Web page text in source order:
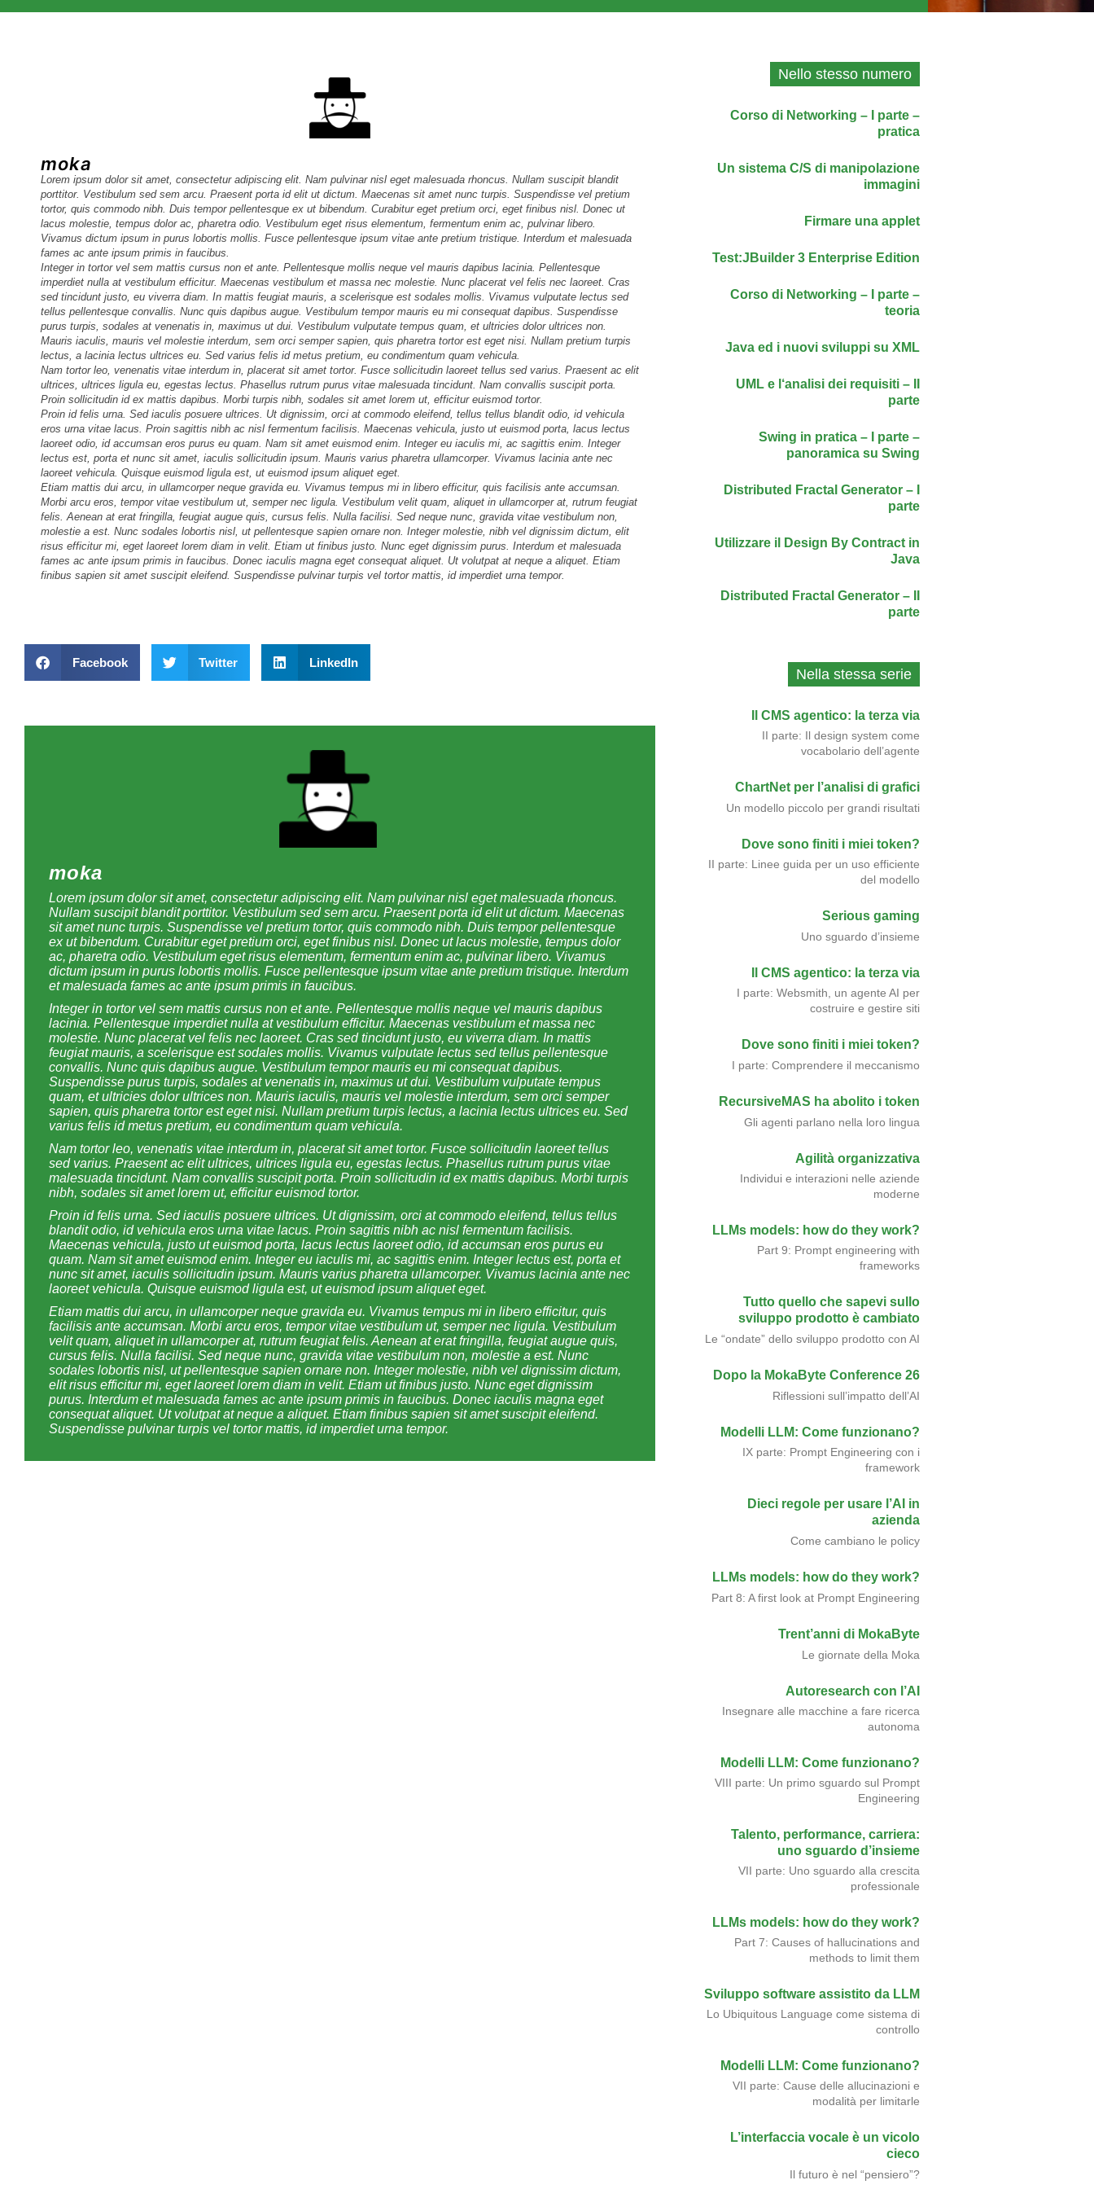
moka
Lorem ipsum dolor sit amet, consectetur adipiscing elit. Nam pulvinar nisl eget malesuada rhoncus. Nullam suscipit blandit
porttitor. Vestibulum sed sem arcu. Praesent porta id elit ut dictum. Maecenas sit amet nunc turpis. Suspendisse vel pretium
tortor, quis commodo nibh. Duis tempor pellentesque ex ut bibendum. Curabitur eget pretium orci, eget finibus nisl. Donec ut
lacus molestie, tempus dolor ac, pharetra odio. Vestibulum eget risus elementum, fermentum enim ac, pulvinar libero.
Vivamus dictum ipsum in purus lobortis mollis. Fusce pellentesque ipsum vitae ante pretium tristique. Interdum et malesuada
fames ac ante ipsum primis in faucibus.
Integer in tortor vel sem mattis cursus non et ante. Pellentesque mollis neque vel mauris dapibus lacinia. Pellentesque
imperdiet nulla at vestibulum efficitur. Maecenas vestibulum et massa nec molestie. Nunc placerat vel felis nec laoreet. Cras
sed tincidunt justo, eu viverra diam. In mattis feugiat mauris, a scelerisque est sodales mollis. Vivamus vulputate lectus sed
tellus pellentesque convallis. Nunc quis dapibus augue. Vestibulum tempor mauris eu mi consequat dapibus. Suspendisse
purus turpis, sodales at venenatis in, maximus ut dui. Vestibulum vulputate tempus quam, et ultricies dolor ultrices non.
Mauris iaculis, mauris vel molestie interdum, sem orci semper sapien, quis pharetra tortor est eget nisi. Nullam pretium turpis
lectus, a lacinia lectus ultrices eu. Sed varius felis id metus pretium, eu condimentum quam vehicula.
Nam tortor leo, venenatis vitae interdum in, placerat sit amet tortor. Fusce sollicitudin laoreet tellus sed varius. Praesent ac elit
ultrices, ultrices ligula eu, egestas lectus. Phasellus rutrum purus vitae malesuada tincidunt. Nam convallis suscipit porta.
Proin sollicitudin id ex mattis dapibus. Morbi turpis nibh, sodales sit amet lorem ut, efficitur euismod tortor.
Proin id felis urna. Sed iaculis posuere ultrices. Ut dignissim, orci at commodo eleifend, tellus tellus blandit odio, id vehicula
eros urna vitae lacus. Proin sagittis nibh ac nisl fermentum facilisis. Maecenas vehicula, justo ut euismod porta, lacus lectus
laoreet odio, id accumsan eros purus eu quam. Nam sit amet euismod enim. Integer eu iaculis mi, ac sagittis enim. Integer
lectus est, porta et nunc sit amet, iaculis sollicitudin ipsum. Mauris varius pharetra ullamcorper. Vivamus lacinia ante nec
laoreet vehicula. Quisque euismod ligula est, ut euismod ipsum aliquet eget.
Etiam mattis dui arcu, in ullamcorper neque gravida eu. Vivamus tempus mi in libero efficitur, quis facilisis ante accumsan.
Morbi arcu eros, tempor vitae vestibulum ut, semper nec ligula. Vestibulum velit quam, aliquet in ullamcorper at, rutrum feugiat
felis. Aenean at erat fringilla, feugiat augue quis, cursus felis. Nulla facilisi. Sed neque nunc, gravida vitae vestibulum non,
molestie a est. Nunc sodales lobortis nisl, ut pellentesque sapien ornare non. Integer molestie, nibh vel dignissim dictum, elit
risus efficitur mi, eget laoreet lorem diam in velit. Etiam ut finibus justo. Nunc eget dignissim purus. Interdum et malesuada
fames ac ante ipsum primis in faucibus. Donec iaculis magna eget consequat aliquet. Ut volutpat at neque a aliquet. Etiam
finibus sapien sit amet suscipit eleifend. Suspendisse pulvinar turpis vel tortor mattis, id imperdiet urna tempor.
Facebook Twitter LinkedIn
moka
Lorem ipsum dolor sit amet, consectetur adipiscing elit. Nam pulvinar nisl eget malesuada rhoncus.
Nullam suscipit blandit porttitor. Vestibulum sed sem arcu. Praesent porta id elit ut dictum. Maecenas
sit amet nunc turpis. Suspendisse vel pretium tortor, quis commodo nibh. Duis tempor pellentesque
ex ut bibendum. Curabitur eget pretium orci, eget finibus nisl. Donec ut lacus molestie, tempus dolor
ac, pharetra odio. Vestibulum eget risus elementum, fermentum enim ac, pulvinar libero. Vivamus
dictum ipsum in purus lobortis mollis. Fusce pellentesque ipsum vitae ante pretium tristique. Interdum
et malesuada fames ac ante ipsum primis in faucibus.
Integer in tortor vel sem mattis cursus non et ante. Pellentesque mollis neque vel mauris dapibus
lacinia. Pellentesque imperdiet nulla at vestibulum efficitur. Maecenas vestibulum et massa nec
molestie. Nunc placerat vel felis nec laoreet. Cras sed tincidunt justo, eu viverra diam. In mattis
feugiat mauris, a scelerisque est sodales mollis. Vivamus vulputate lectus sed tellus pellentesque
convallis. Nunc quis dapibus augue. Vestibulum tempor mauris eu mi consequat dapibus.
Suspendisse purus turpis, sodales at venenatis in, maximus ut dui. Vestibulum vulputate tempus
quam, et ultricies dolor ultrices non. Mauris iaculis, mauris vel molestie interdum, sem orci semper
sapien, quis pharetra tortor est eget nisi. Nullam pretium turpis lectus, a lacinia lectus ultrices eu. Sed
varius felis id metus pretium, eu condimentum quam vehicula.
Nam tortor leo, venenatis vitae interdum in, placerat sit amet tortor. Fusce sollicitudin laoreet tellus
sed varius. Praesent ac elit ultrices, ultrices ligula eu, egestas lectus. Phasellus rutrum purus vitae
malesuada tincidunt. Nam convallis suscipit porta. Proin sollicitudin id ex mattis dapibus. Morbi turpis
nibh, sodales sit amet lorem ut, efficitur euismod tortor.
Proin id felis urna. Sed iaculis posuere ultrices. Ut dignissim, orci at commodo eleifend, tellus tellus
blandit odio, id vehicula eros urna vitae lacus. Proin sagittis nibh ac nisl fermentum facilisis.
Maecenas vehicula, justo ut euismod porta, lacus lectus laoreet odio, id accumsan eros purus eu
quam. Nam sit amet euismod enim. Integer eu iaculis mi, ac sagittis enim. Integer lectus est, porta et
nunc sit amet, iaculis sollicitudin ipsum. Mauris varius pharetra ullamcorper. Vivamus lacinia ante nec
laoreet vehicula. Quisque euismod ligula est, ut euismod ipsum aliquet eget.
Etiam mattis dui arcu, in ullamcorper neque gravida eu. Vivamus tempus mi in libero efficitur, quis
facilisis ante accumsan. Morbi arcu eros, tempor vitae vestibulum ut, semper nec ligula. Vestibulum
velit quam, aliquet in ullamcorper at, rutrum feugiat felis. Aenean at erat fringilla, feugiat augue quis,
cursus felis. Nulla facilisi. Sed neque nunc, gravida vitae vestibulum non, molestie a est. Nunc
sodales lobortis nisl, ut pellentesque sapien ornare non. Integer molestie, nibh vel dignissim dictum,
elit risus efficitur mi, eget laoreet lorem diam in velit. Etiam ut finibus justo. Nunc eget dignissim
purus. Interdum et malesuada fames ac ante ipsum primis in faucibus. Donec iaculis magna eget
consequat aliquet. Ut volutpat at neque a aliquet. Etiam finibus sapien sit amet suscipit eleifend.
Suspendisse pulvinar turpis vel tortor mattis, id imperdiet urna tempor.
Nello stesso numero
Corso di Networking – I parte –
pratica
Un sistema C/S di manipolazione
immagini
Firmare una applet
Test:JBuilder 3 Enterprise Edition
Corso di Networking – I parte –
teoria
Java ed i nuovi sviluppi su XML
UML e l‘analisi dei requisiti – II
parte
Swing in pratica – I parte –
panoramica su Swing
Distributed Fractal Generator – I
parte
Utilizzare il Design By Contract in
Java
Distributed Fractal Generator – II
parte
Nella stessa serie
Il CMS agentico: la terza via
II parte: Il design system come
vocabolario dell’agente
ChartNet per l’analisi di grafici
Un modello piccolo per grandi risultati
Dove sono finiti i miei token?
II parte: Linee guida per un uso efficiente
del modello
Serious gaming
Uno sguardo d’insieme
Il CMS agentico: la terza via
I parte: Websmith, un agente AI per
costruire e gestire siti
Dove sono finiti i miei token?
I parte: Comprendere il meccanismo
RecursiveMAS ha abolito i token
Gli agenti parlano nella loro lingua
Agilità organizzativa
Individui e interazioni nelle aziende
moderne
LLMs models: how do they work?
Part 9: Prompt engineering with
frameworks
Tutto quello che sapevi sullo
sviluppo prodotto è cambiato
Le “ondate” dello sviluppo prodotto con AI
Dopo la MokaByte Conference 26
Riflessioni sull’impatto dell’AI
Modelli LLM: Come funzionano?
IX parte: Prompt Engineering con i
framework
Dieci regole per usare l’AI in
azienda
Come cambiano le policy
LLMs models: how do they work?
Part 8: A first look at Prompt Engineering
Trent’anni di MokaByte
Le giornate della Moka
Autoresearch con l’AI
Insegnare alle macchine a fare ricerca
autonoma
Modelli LLM: Come funzionano?
VIII parte: Un primo sguardo sul Prompt
Engineering
Talento, performance, carriera:
uno sguardo d’insieme
VII parte: Uno sguardo alla crescita
professionale
LLMs models: how do they work?
Part 7: Causes of hallucinations and
methods to limit them
Sviluppo software assistito da LLM
Lo Ubiquitous Language come sistema di
controllo
Modelli LLM: Come funzionano?
VII parte: Cause delle allucinazioni e
modalità per limitarle
L’interfaccia vocale è un vicolo
cieco
Il futuro è nel “pensiero”?